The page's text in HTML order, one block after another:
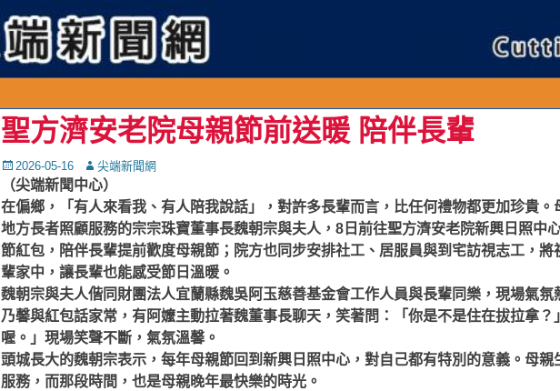
聖方濟安老院母親節前送暖 陪伴長輩
Posted
on
2026-05-16 Autor尖端新聞網
（尖端新聞中心）
在偏鄉，「有人來看我、有人陪我說話」，對許多長輩而言，比任何禮物都更加珍貴。
地方長者照顧服務的宗宗珠寶董事長魏朝宗與夫人，8日前往聖方濟安老院新興日照中
節紅包，陪伴長輩提前歡度母親節；院方也同步安排社工、居服員與到宅訪視志工，將
輩家中，讓長輩也能感受節日溫暖。
魏朝宗與夫人偕同財團法人宜蘭縣魏吳阿玉慈善基金會工作人員與長輩同樂，現場氣氛
乃馨與紅包話家常，有阿嬤主動拉著魏董事長聊天，笑著問：「你是不是住在拔拉拿？
喔。」現場笑聲不斷，氣氛溫馨。
頭城長大的魏朝宗表示，每年母親節回到新興日照中心，對自己都有特別的意義。母親
服務，而那段時間，也是母親晚年最快樂的時光。